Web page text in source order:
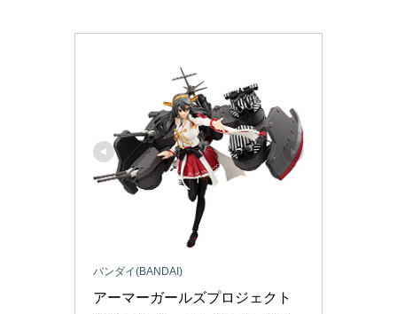
バンダイ(BANDAI)
アーマーガールズプロジェクト